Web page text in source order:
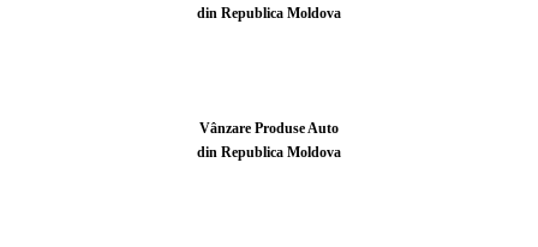
din Republica Moldova
Vânzare Produse Auto
din Republica Moldova